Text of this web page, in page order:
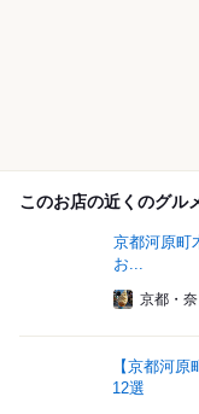
このお店の近くのグル
京都河原町
お...
京都・
【京都河
12選